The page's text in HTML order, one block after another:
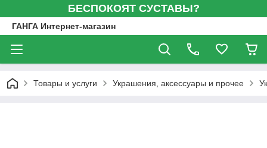
БЕСПОКОЯТ СУСТАВЫ?
ГАНГА Интернет-магазин
Товары и услуги Украшения, аксессуары и прочее